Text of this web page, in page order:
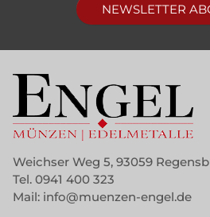
NEWSLETTER
Weichser Weg 5, 93059
Tel. 0941 400 323
Mail: info@muenzen-engel.de